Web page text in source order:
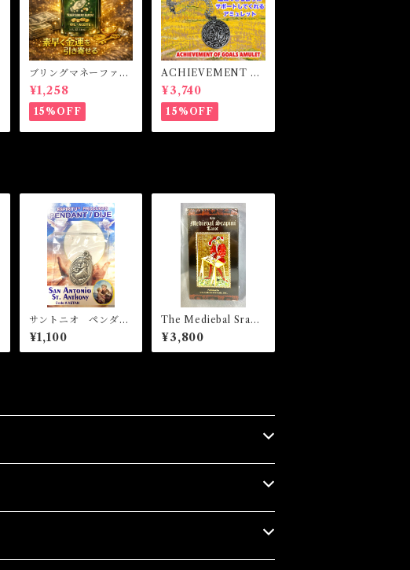
ブリングマネーファス
ト マジカルオイル・
魔女オイル BRING
MONEY FAST Magi
cal Oil
¥1,258
15%OFF
ACHIEVEMENT O
F GOALS AMULET
-あなたを目標達成へ
と導くアミュレット-
¥3,740
15%OFF
サントニオ ペンダン
ト
¥1,100
The Mediebal Srapi
ni Tarot ザ・メディー
バルスラピニタロット
¥3,800